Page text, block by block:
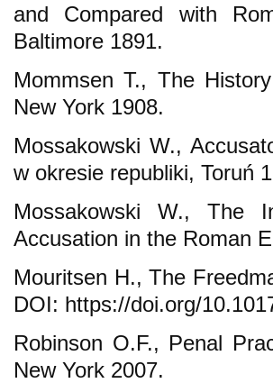
and Compared with
Baltimore 1891.
Mommsen T., The
New York 1908.
Mossakowski W.,
w okresie republiki, Toruń
Mossakowski W., The
Accusation in the Roman
Mouritsen H., The
DOI: https://doi.org/
Robinson O.F., Penal
New York 2007.